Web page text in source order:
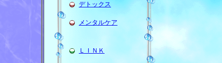
デトックス
メンタルケア
ＬＩＮＫ